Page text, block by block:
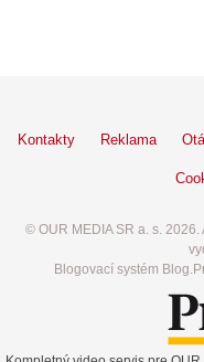
Kontakty Reklama
© OUR MEDIA SR a. s.
Blogovací systém